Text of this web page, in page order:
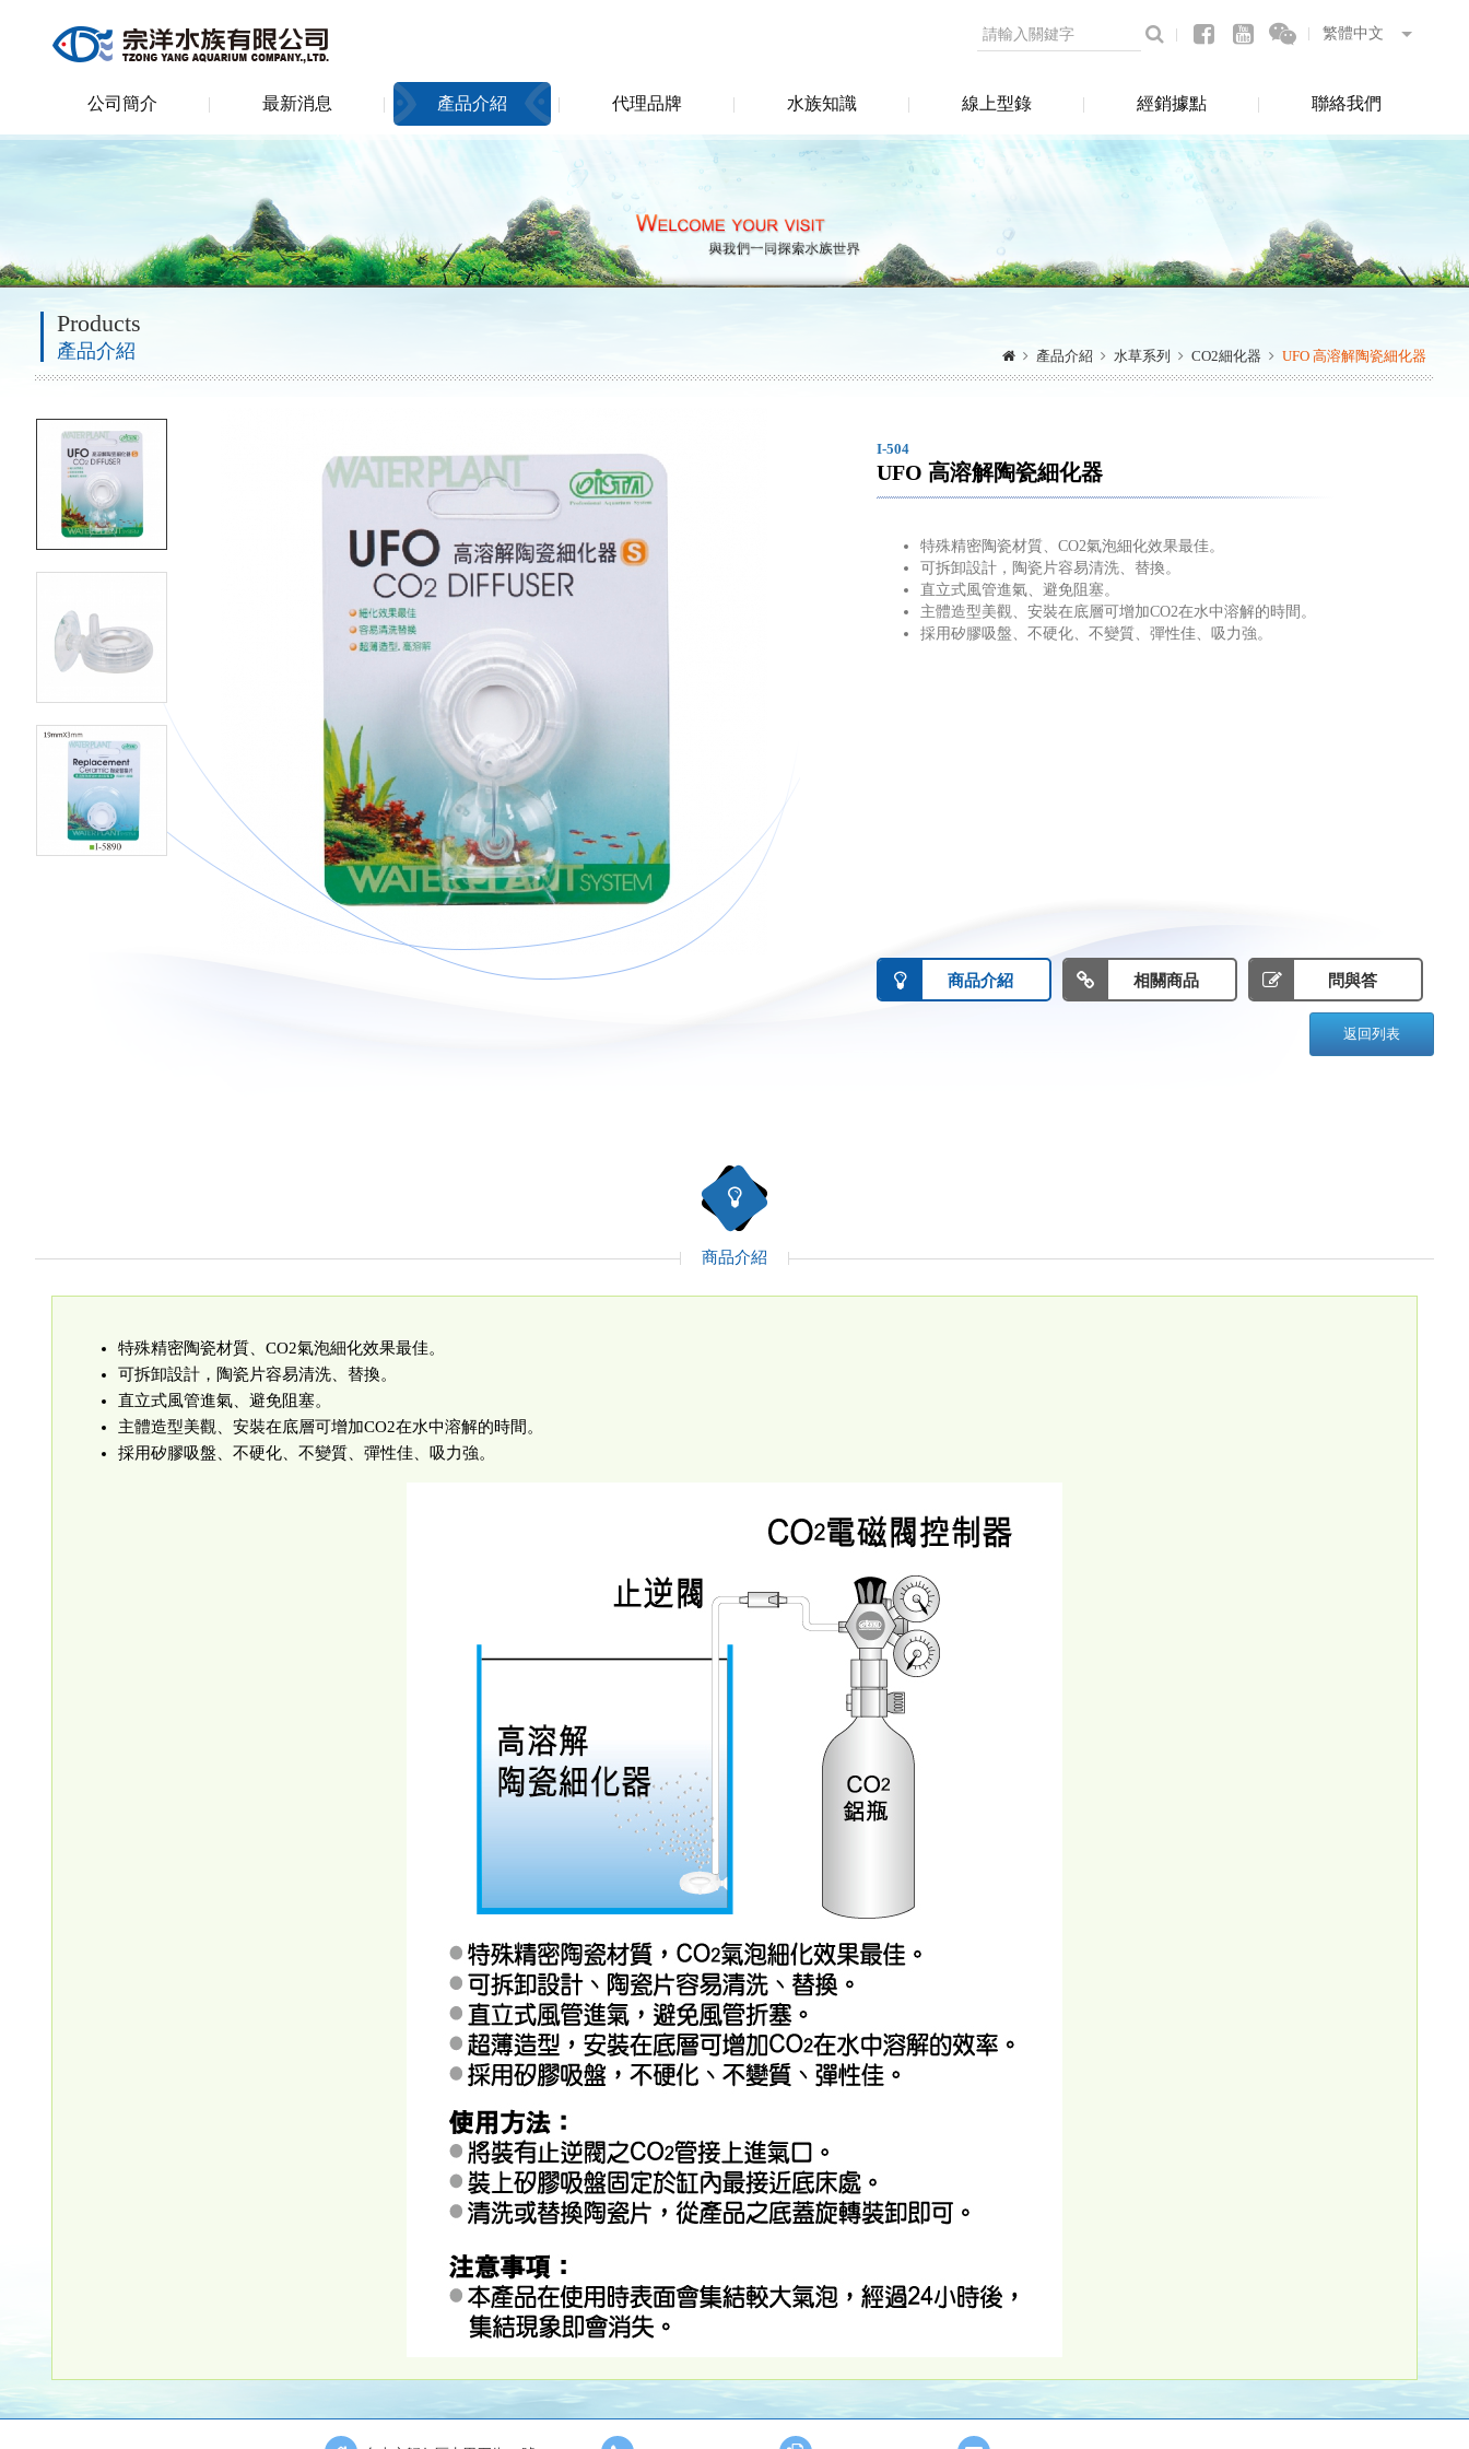
公司簡介 最新消息 產品介紹 代理品牌 水族知識 線上型錄 經銷據點 聯絡我們
Products
產品介紹 產品介紹 水草系列 CO2細化器 UFO 高溶解陶瓷細化器
I-504
UFO 高溶解陶瓷細化器
特殊精密陶瓷材質、CO2氣泡細化效果最佳。
可拆卸設計，陶瓷片容易清洗、替換。
直立式風管進氣、避免阻塞。
主體造型美觀、安裝在底層可增加CO2在水中溶解的時間。
採用矽膠吸盤、不硬化、不變質、彈性佳、吸力強。
商品介紹 相關商品 問與答
返回列表
商品介紹
特殊精密陶瓷材質、CO2氣泡細化效果最佳。
可拆卸設計，陶瓷片容易清洗、替換。
直立式風管進氣、避免阻塞。
主體造型美觀、安裝在底層可增加CO2在水中溶解的時間。
採用矽膠吸盤、不硬化、不變質、彈性佳、吸力強。